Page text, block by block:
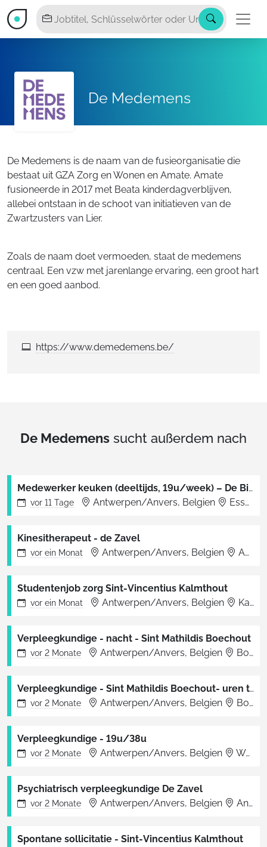
De Medemens
De Medemens is de naam van de fusieorganisatie die
bestaat uit GZA Zorg en Wonen en Amate. Amate
fusioneerde in 2017 met Beata kinderdagverblijven,
allebei ontstaan in de schoot van initiatieven van de
Zwartzusters van Lier.
Zoals de naam doet vermoeden, staat de medemens
centraal. Een vzw met jarenlange ervaring, een groot hart
en een goed aanbod.
https://www.demedemens.be/
De Medemens sucht außerdem nach
Medewerker keuken (deeltijds, 19u/week) – De Bijster, Essen
vor 11 Tage Antwerpen/Anvers, Belgien Essen
Kinesitherapeut - de Zavel
vor ein Monat Antwerpen/Anvers, Belgien Antwerpen
Studentenjob zorg Sint-Vincentius Kalmthout
vor ein Monat Antwerpen/Anvers, Belgien Kalmthout
Verpleegkundige - nacht - Sint Mathildis Boechout
vor 2 Monate Antwerpen/Anvers, Belgien Boechout
Verpleegkundige - Sint Mathildis Boechout- uren te bespreken
vor 2 Monate Antwerpen/Anvers, Belgien Boechout
Verpleegkundige - 19u/38u
vor 2 Monate Antwerpen/Anvers, Belgien Wuustwezel
Psychiatrisch verpleegkundige De Zavel
vor 2 Monate Antwerpen/Anvers, Belgien Antwerpen
Spontane sollicitatie - Sint-Vincentius Kalmthout